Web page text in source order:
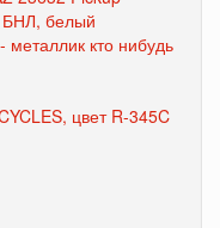
БНЛ, белый
кто нибудь
цвет R-345C